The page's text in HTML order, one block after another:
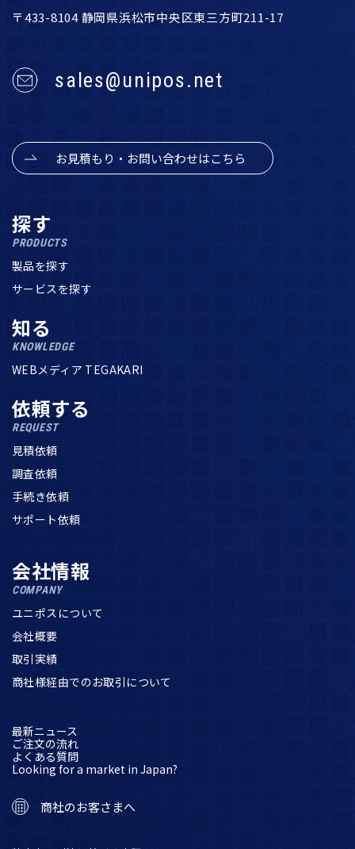
〒433-8104 静岡県浜松市中央区東三方町211-17
sales@unipos.net
お見積もり・お問い合わせはこちら
探す
PRODUCTS
製品を探す
サービスを探す
知る
KNOWLEDGE
WEBメディア TEGAKARI
依頼する
REQUEST
見積依頼
調査依頼
手続き依頼
サポート依頼
会社情報
COMPANY
ユニポスについて
会社概要
取引実績
商社様経由でのお取引について
最新ニュース
ご注文の流れ
よくある質問
Looking for a market in Japan?
商社のお客さまへ